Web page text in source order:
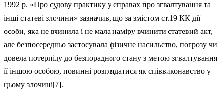
1992 р. «Про судову практику у справах про згвалтування та
інші статеві злочини» зазначив, що за змістом ст.19 КК дії
особи, яка не вчинила і не мала наміру вчини­ти статевий акт,
але безпосередньо застосувала фізичне насильство, погрозу чи
довела потерпілу до безпорадного ста­ну з метою згвалтування
її іншою особою, повинні розгля­датися як співвиконавство у
цьому злочині[7].